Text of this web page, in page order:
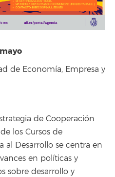
de Economía, Empresa y
de Cooperación
los Cursos de
al Desarrollo se centra en
en políticas y
sobre desarrollo y